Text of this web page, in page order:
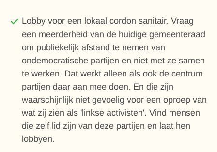
Lobby voor een lokaal cordon sanitair. Vraag
een meerderheid van de huidige gemeenteraad
om publiekelijk afstand te nemen van
ondemocratische partijen en niet met ze samen
te werken. Dat werkt alleen als ook de centrum
partijen daar aan mee doen. En die zijn
waarschijnlijk niet gevoelig voor een oproep van
wat zij zien als 'linkse activisten'. Vind mensen
die zelf lid zijn van deze partijen en laat hen
lobbyen.